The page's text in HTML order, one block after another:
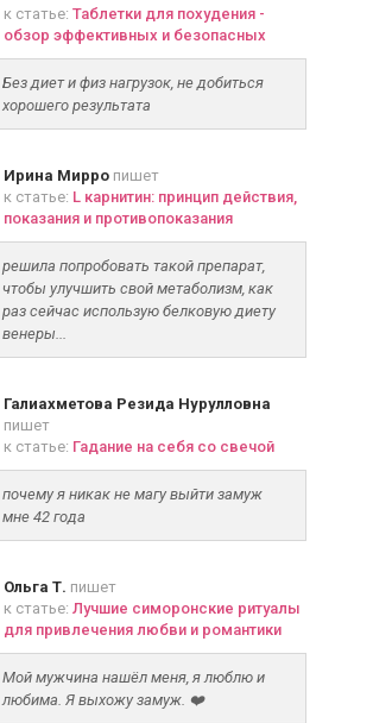
к статье: Таблетки для похудения -
обзор эффективных и безопасных
Без диет и физ нагрузок, не добиться
хорошего результата
Ирина Мирропишет
к статье: L карнитин: принцип действия,
показания и противопоказания
решила попробовать такой препарат,
чтобы улучшить свой метаболизм, как
раз сейчас использую белковую диету
венеры...
Галиахметова Резида Нурулловна
пишет
к статье: Гадание на себя со свечой
почему я никак не магу выйти замуж
мне 42 года
Ольга Т. пишет
к статье: Лучшие симоронские ритуалы
для привлечения любви и романтики
Мой мужчина нашёл меня, я люблю и
любима. Я выхожу замуж. ❤️